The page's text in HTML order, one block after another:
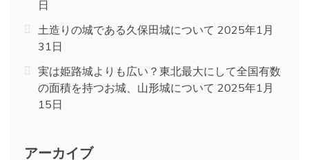
日
土造りの城である久保田城について 2025年1月
31日
実は姫路城よりも広い？東北最大にして全国有数
の面積を持つお城、山形城について 2025年1月
15日
アーカイブ